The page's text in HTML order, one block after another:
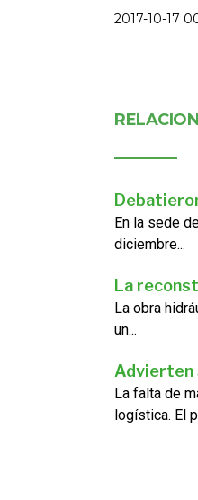
2017-10-17
En la sede
diciembre...
La
La obra
un...
Advierten
La falta de
logística. El